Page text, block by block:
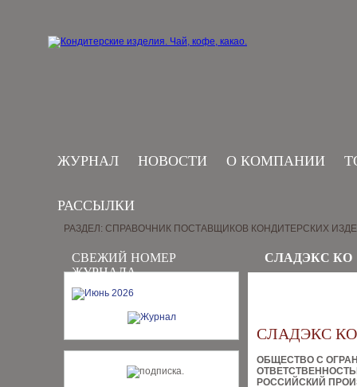
ЖУРНАЛ НОВОСТИ О КОМПАНИИ
РАССЫЛКИ
СВЕЖИЙ НОМЕР
ЖУРНАЛА
РАЗДЕЛ: СПРАВОЧНИК ПОСТАВЩИКОВ КОНДИТЕРСКИХ
СЛАДЭКС КО
СЛАДЭКС КО
ОБЩЕСТВО С
РОССИЙСКИЙ